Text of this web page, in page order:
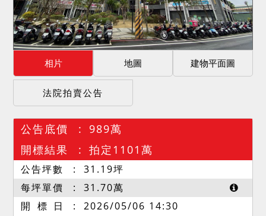
相片 地圖 建物平面圖
法院拍賣公告
公告底價
989萬
開標結果
拍定1101萬
公告坪數 31.19坪
每坪單價
31.70萬
開 標 日
2026/05/06 14:30